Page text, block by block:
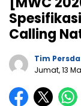
Calling
Tim
Jumat, 13